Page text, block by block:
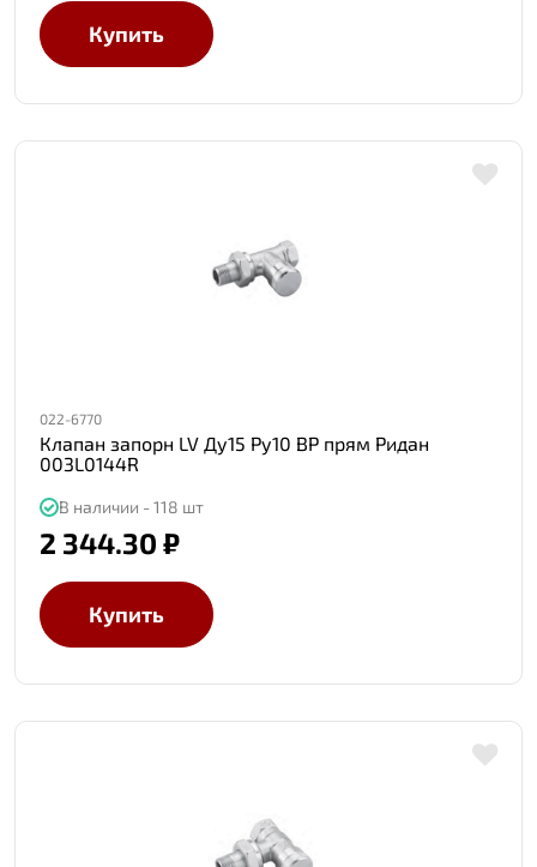
Купить
022-6770
Клапан запорн LV Ду15 Ру10 ВР прям Ридан
003L0144R
В наличии - 118 шт
2 344.30 ₽
Купить